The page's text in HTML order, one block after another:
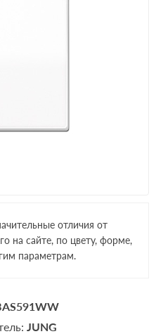
отличия от
на сайте, по цвету, форме,
параметрам.
JUNG